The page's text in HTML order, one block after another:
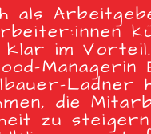
als
im Vorteil.
Ladner
die
zu